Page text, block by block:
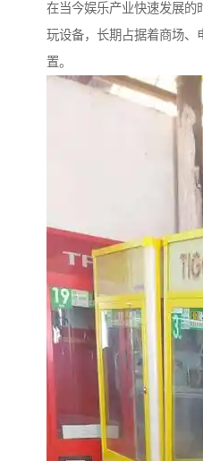
在当今娱乐产业快速发展的
玩设备，长期占据着商场、
置。